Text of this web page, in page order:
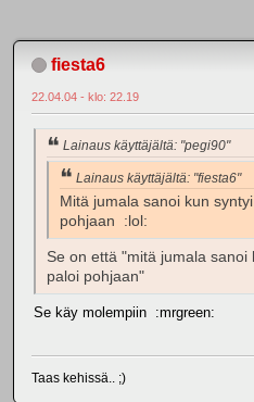
fiesta6
22.04.04 - klo: 22.19
Lainaus käyttäjältä: "pegi90"
Lainaus käyttäjältä: "fiesta6"
Mitä jumala sanoi kun
pohjaan :lol:
Se on että "mitä jumala sanoi
paloi pohjaan"
Se käy molempiin :mrgreen:
Taas kehissä.. ;)